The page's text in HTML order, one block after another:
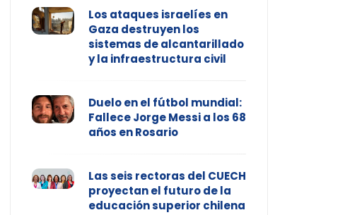
Los ataques israelíes en
Gaza destruyen los
sistemas de alcantarillado
y la infraestructura civil
Duelo en el fútbol mundial:
Fallece Jorge Messi a los 68
años en Rosario
Las seis rectoras del CUECH
proyectan el futuro de la
educación superior chilena